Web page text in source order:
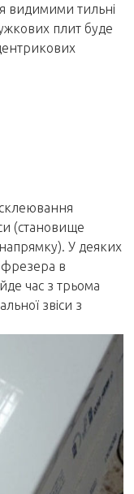
видимими тильні
плит буде
склеювання
(становище
У деяких
фрезера в
час з трьома
звіси з